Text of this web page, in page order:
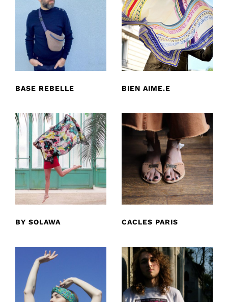
BASE REBELLE BIEN AIME.E
BY SOLAWA CACLES PARIS